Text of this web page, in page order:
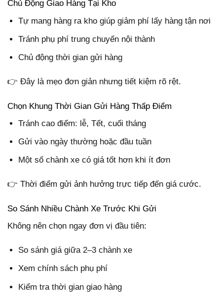
Chủ Động Giao Hàng Tại Kho
Tự mang hàng ra kho giúp giảm phí lấy hàng tận nơi
Tránh phụ phí trung chuyển nội thành
Chủ động thời gian gửi hàng
👉 Đây là mẹo đơn giản nhưng tiết kiệm rõ rệt.
Chọn Khung Thời Gian Gửi Hàng Thấp Điểm
Tránh cao điểm: lễ, Tết, cuối tháng
Gửi vào ngày thường hoặc đầu tuần
Một số chành xe có giá tốt hơn khi ít đơn
👉 Thời điểm gửi ảnh hưởng trực tiếp đến giá cước.
So Sánh Nhiều Chành Xe Trước Khi Gửi
Không nên chọn ngay đơn vị đầu tiên:
So sánh giá giữa 2–3 chành xe
Xem chính sách phụ phí
Kiểm tra thời gian giao hàng